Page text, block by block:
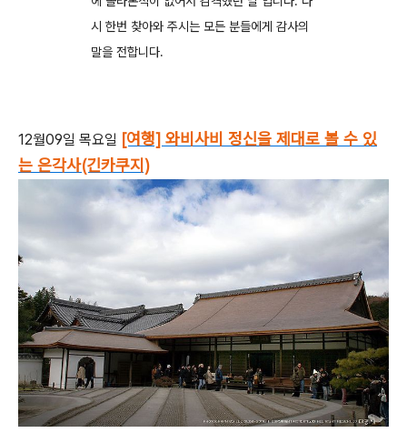
시 한번 찾아와 주시는 모든 분들에게 감사의
말을 전합니다.
12월09일 목요일 [여행] 와비사비 정신을 제대로 볼 수 있
는 은각사(긴카쿠지)